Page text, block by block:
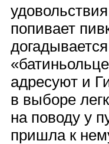
попивает
адресуют и
в выборе
на поводу у
пришла к